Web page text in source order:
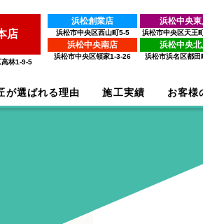
店
高林1-9-5
浜松創業店
浜松市中央区西山町5-5
浜松中央
浜松市中央区天王
浜松中央南店
浜松市中央区領家1-3-26
浜松中央
浜松市浜名区都
が選ばれる理由 施工実績 お客様